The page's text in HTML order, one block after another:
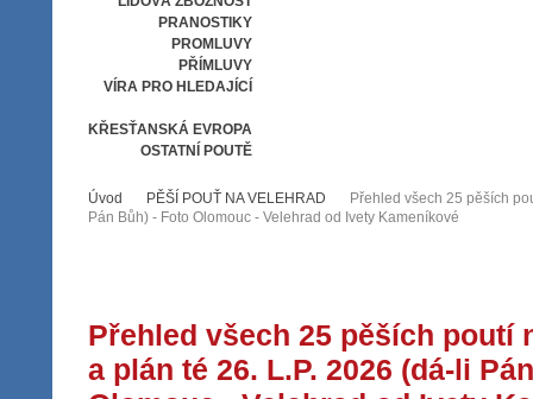
PRANOSTIKY
PROMLUVY
PŘÍMLUVY
VÍRA PRO HLEDAJÍCÍ
KŘESŤANSKÁ EVROPA
OSTATNÍ POUTĚ
Úvod PĚŠÍ POUŤ NA VELEHRAD
Přehled všech 25 pěších
Pán Bůh) - Foto Olomouc - Velehrad od Ivety Kameníkové
Přehled všech 25 pěších poutí
a plán té 26. L.P. 2026 (dá-li